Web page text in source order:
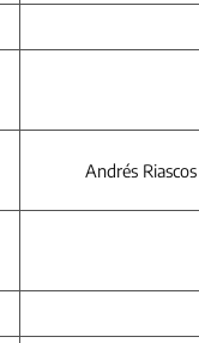
Andrés Riascos